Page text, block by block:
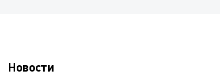
Новости